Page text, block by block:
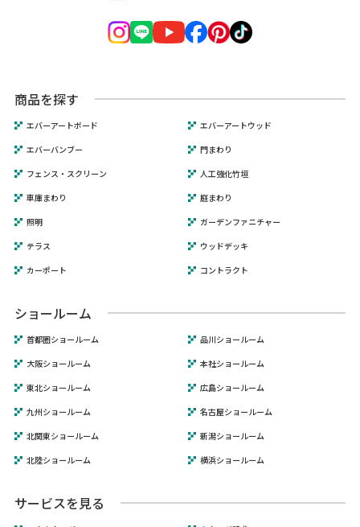
商品を探す
エバーアートボード
エバーアートウッド
エバーバンブー
門まわり
フェンス・スクリーン
人工強化竹垣
車庫まわり
庭まわり
照明
ガーデンファニチャー
テラス
ウッドデッキ
カーポート
コントラクト
ショールーム
首都圏ショールーム
品川ショールーム
大阪ショールーム
本社ショールーム
東北ショールーム
広島ショールーム
九州ショールーム
名古屋ショールーム
北関東ショールーム
新潟ショールーム
北陸ショールーム
横浜ショールーム
サービスを見る